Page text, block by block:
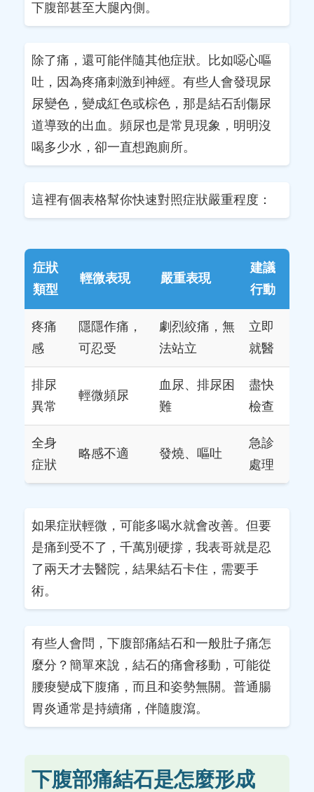
下腹部甚至大腿內側。
除了痛，還可能伴隨其他症狀。比如噁心嘔
吐，因為疼痛刺激到神經。有些人會發現尿
尿變色，變成紅色或棕色，那是結石刮傷尿
道導致的出血。頻尿也是常見現象，明明沒
喝多少水，卻一直想跑廁所。
這裡有個表格幫你快速對照症狀嚴重程度：
症狀
類型
輕微表現 嚴重表現
建議
行動
疼痛
感
隱隱作痛，
可忍受
劇烈絞痛，無
法站立
立即
就醫
排尿
異常
輕微頻尿
血尿、排尿困
難
盡快
檢查
全身
症狀
略感不適 發燒、嘔吐
急診
處理
如果症狀輕微，可能多喝水就會改善。但要
是痛到受不了，千萬別硬撐，我表哥就是忍
了兩天才去醫院，結果結石卡住，需要手
術。
有些人會問，下腹部痛結石和一般肚子痛怎
麼分？簡單來說，結石的痛會移動，可能從
腰痠變成下腹痛，而且和姿勢無關。普通腸
胃炎通常是持續痛，伴隨腹瀉。
下腹部痛結石是怎麼形成